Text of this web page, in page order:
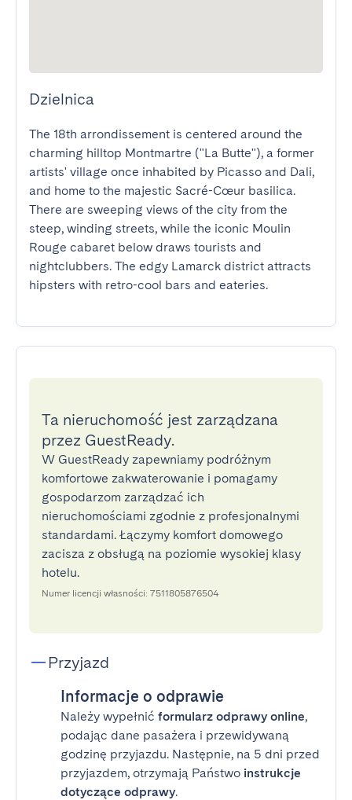
Dzielnica
The 18th arrondissement is centered around the
charming hilltop Montmartre ("La Butte"), a former
artists' village once inhabited by Picasso and Dali,
and home to the majestic Sacré-Cœur basilica.
There are sweeping views of the city from the
steep, winding streets, while the iconic Moulin
Rouge cabaret below draws tourists and
nightclubbers. The edgy Lamarck district attracts
hipsters with retro-cool bars and eateries.
Ta nieruchomość jest zarządzana
przez GuestReady.
W GuestReady zapewniamy podróżnym
komfortowe zakwaterowanie i pomagamy
gospodarzom zarządzać ich
nieruchomościami zgodnie z profesjonalnymi
standardami. Łączymy komfort domowego
zacisza z obsługą na poziomie wysokiej klasy
hotelu.
Numer licencji własności: 7511805876504
Przyjazd
Informacje o odprawie
Należy wypełnić formularz odprawy online,
podając dane pasażera i przewidywaną
godzinę przyjazdu. Następnie, na 5 dni przed
przyjazdem, otrzymają Państwo instrukcje
dotyczące odprawy.